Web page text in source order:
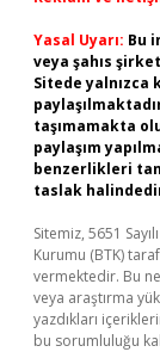
Yasal Uyarı: Bu
veya şahıs
Sitede yalnızca
taşımamakta
paylaşım
benzerlikleri
taslak
Sitemiz, 5651
Kurumu (BTK)
vermektedir. Bu
veya araştırma
yazdıkları
bu sorumluluğu